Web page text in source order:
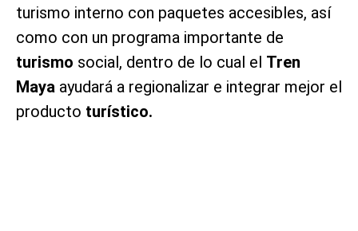
turismo interno con paquetes accesibles, así
como con un programa importante de
turismo social, dentro de lo cual el Tren
Maya ayudará a regionalizar e integrar mejor el
producto turístico.